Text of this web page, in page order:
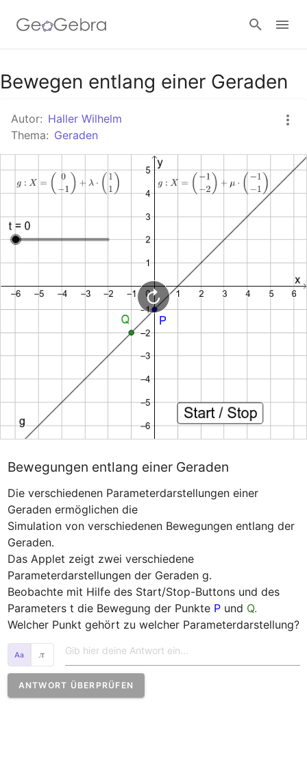
Google Classroom
GeoGebra Classroom
Anmelden
Bewegen entlang einer Geraden
Autor: Haller Wilhelm
Thema: Geraden
Bewegungen entlang einer Geraden
Die verschiedenen Parameterdarstellungen einer
Geraden ermöglichen die
Simulation von verschiedenen Bewegungen entlang der
Geraden.
Das Applet zeigt zwei verschiedene
Parameterdarstellungen der Geraden g.
Beobachte mit Hilfe des Start/Stop-Buttons und des
Parameters t die Bewegung der Punkte P und Q.
Welcher Punkt gehört zu welcher Parameterdarstellung?
𝜋
ANTWORT ÜBERPRÜFEN